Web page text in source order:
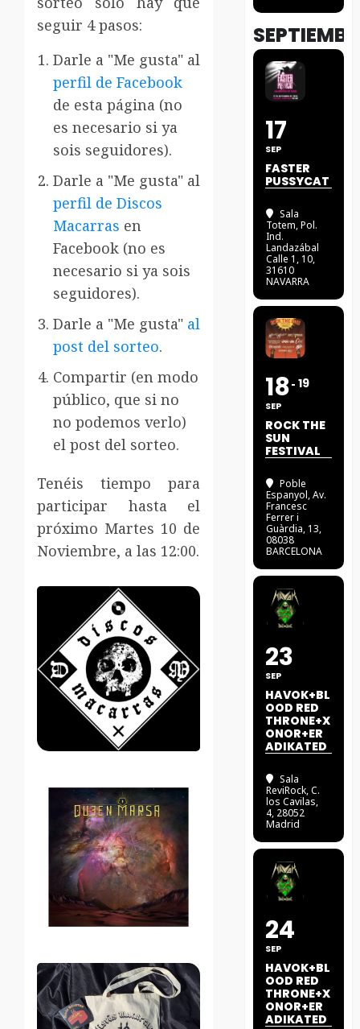
seguir 4 pasos:
Darle a "Me gusta" al
perfil de Facebook
de esta página (no
es necesario si ya
sois seguidores).
Darle a "Me gusta" al
perfil de Discos
Macarras en
Facebook (no es
necesario si ya sois
seguidores).
Darle a "Me gusta" al
post del sorteo.
Compartir (en modo
público, que si no
no podemos verlo)
el post del sorteo.
Tenéis tiempo para
participar hasta el
próximo Martes 10 de
Noviembre, a las 12:00.
17
SEP
FASTER
PUSSYCAT
Sala
Totem, Pol.
Ind.
Landazábal
Calle 1, 10,
31610
NAVARRA
18
SEP
19
ROCK THE
SUN
FESTIVAL
Poble
Espanyol, Av.
Francesc
Ferrer i
Guàrdia, 13,
08038
BARCELONA
23
SEP
HAVOK+BL
OOD RED
THRONE+X
ONOR+ER
ADIKATED
Sala
ReviRock, C.
los Cavilas,
4, 28052
Madrid
24
SEP
HAVOK+BL
OOD RED
THRONE+X
ONOR+ER
ADIKATED